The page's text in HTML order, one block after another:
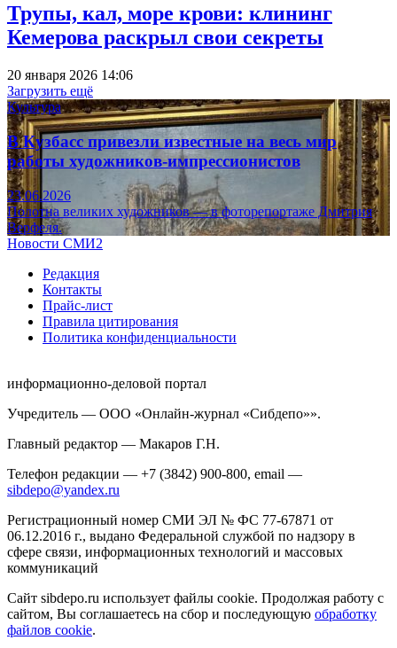
Трупы, кал, море крови: клининг
Кемерова раскрыл свои секреты
20 января 2026 14:06
Загрузить ещё
Культура
В Кузбасс привезли известные на весь мир
работы художников-импрессионистов
23.06.2026
Полотна великих художников — в фоторепортаже Дмитрия
Верфеля.
Новости СМИ2
Редакция
Контакты
Прайс-лист
Правила цитирования
Политика конфиденциальности
информационно-деловой портал
Учредитель — ООО «Онлайн-журнал «Сибдепо»».
Главный редактор — Макаров Г.Н.
Телефон редакции — +7 (3842) 900-800, email —
sibdepo@yandex.ru
Регистрационный номер СМИ ЭЛ № ФС 77-67871 от
06.12.2016 г., выдано Федеральной службой по надзору в
сфере связи, информационных технологий и массовых
коммуникаций
Сайт sibdepo.ru использует файлы cookie. Продолжая работу с
сайтом, Вы соглашаетесь на сбор и последующую обработку
файлов cookie.